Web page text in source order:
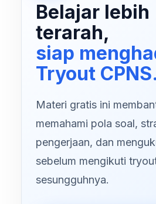
Belajar lebih
terarah,
siap
Tryout CPNS.
Materi gratis ini
memahami pola soal,
pengerjaan, dan
sebelum mengikuti
sesungguhnya.